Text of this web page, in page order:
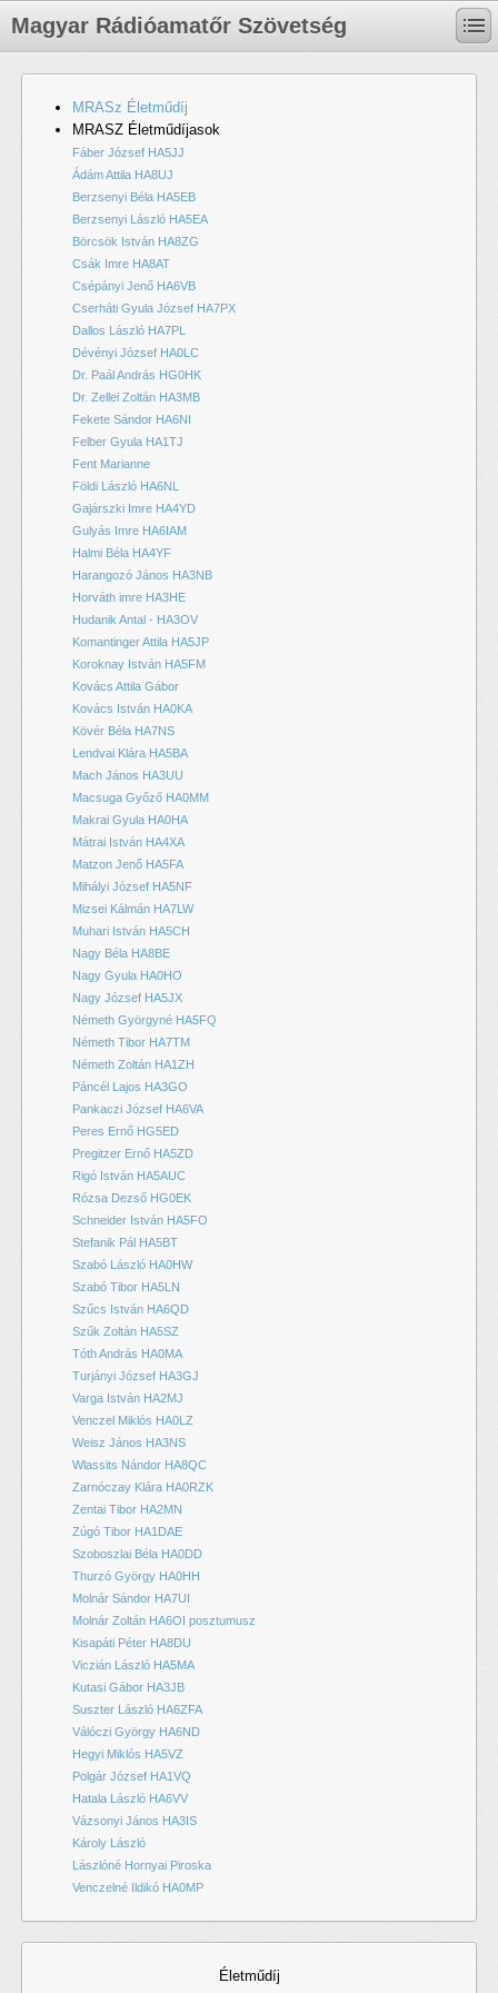
Magyar Rádióamatőr Szövetség
MRASz Életműdíj
MRASZ Életműdíjasok
Fáber József HA5JJ
Ádám Attila HA8UJ
Berzsenyi Béla HA5EB
Berzsenyi László HA5EA
Börcsök István HA8ZG
Csák Imre HA8AT
Csépányi Jenő HA6VB
Cserháti Gyula József HA7PX
Dallos László HA7PL
Dévényi József HA0LC
Dr. Paál András HG0HK
Dr. Zellei Zoltán HA3MB
Fekete Sándor HA6NI
Felber Gyula HA1TJ
Fent Marianne
Földi László HA6NL
Gajárszki Imre HA4YD
Gulyás Imre HA6IAM
Halmi Béla HA4YF
Harangozó János HA3NB
Horváth imre HA3HE
Hudanik Antal - HA3OV
Komantinger Attila HA5JP
Koroknay István HA5FM
Kovács Attila Gábor
Kovács István HA0KA
Kövér Béla HA7NS
Lendvai Klára HA5BA
Mach János HA3UU
Macsuga Győző HA0MM
Makrai Gyula HA0HA
Mátrai István HA4XA
Matzon Jenő HA5FA
Mihályi József HA5NF
Mizsei Kálmán HA7LW
Muhari István HA5CH
Nagy Béla HA8BE
Nagy Gyula HA0HO
Nagy József HA5JX
Németh Györgyné HA5FQ
Németh Tibor HA7TM
Németh Zoltán HA1ZH
Páncél Lajos HA3GO
Pankaczi József HA6VA
Peres Ernő HG5ED
Pregitzer Ernő HA5ZD
Rigó István HA5AUC
Rózsa Dezső HG0EK
Schneider István HA5FO
Stefanik Pál HA5BT
Szabó László HA0HW
Szabó Tibor HA5LN
Szűcs István HA6QD
Szűk Zoltán HA5SZ
Tóth András HA0MA
Turjányi József HA3GJ
Varga István HA2MJ
Venczel Miklós HA0LZ
Weisz János HA3NS
Wlassits Nándor HA8QC
Zarnóczay Klára HA0RZK
Zentai Tibor HA2MN
Zúgó Tibor HA1DAE
Szoboszlai Béla HA0DD
Thurzó György HA0HH
Molnár Sándor HA7UI
Molnár Zoltán HA6OI posztumusz
Kisapáti Péter HA8DU
Viczián László HA5MA
Kutasi Gábor HA3JB
Suszter László HA6ZFA
Válóczi György HA6ND
Hegyi Miklós HA5VZ
Polgár József HA1VQ
Hatala László HA6VV
Vázsonyi János HA3IS
Károly László
Lászlóné Hornyai Piroska
Venczelné Ildikó HA0MP
Életműdíj